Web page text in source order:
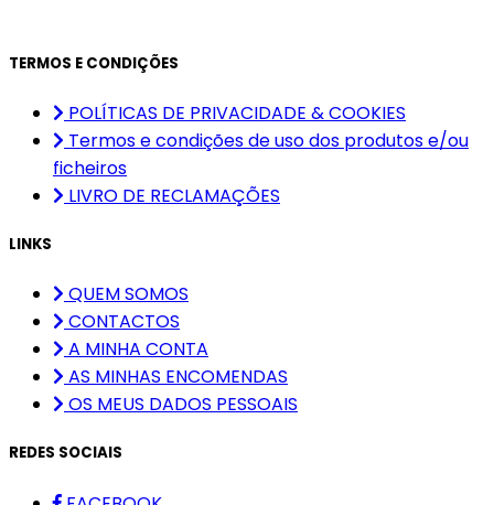
TERMOS E CONDIÇÕES
POLÍTICAS DE PRIVACIDADE & COOKIES
Termos e condições de uso dos produtos e/ou
ficheiros
LIVRO DE RECLAMAÇÕES
LINKS
QUEM SOMOS
CONTACTOS
A MINHA CONTA
AS MINHAS ENCOMENDAS
OS MEUS DADOS PESSOAIS
REDES SOCIAIS